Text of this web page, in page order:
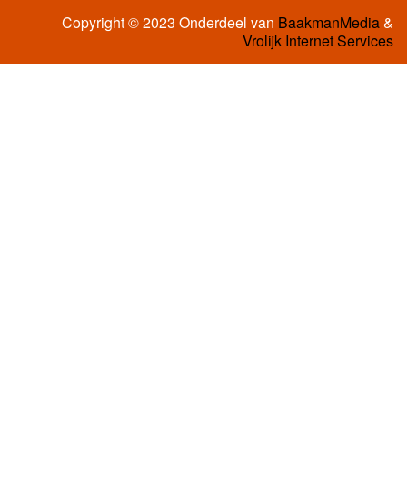
Copyright © 2023 Onderdeel van BaakmanMedia&
Vrolijk Internet Services